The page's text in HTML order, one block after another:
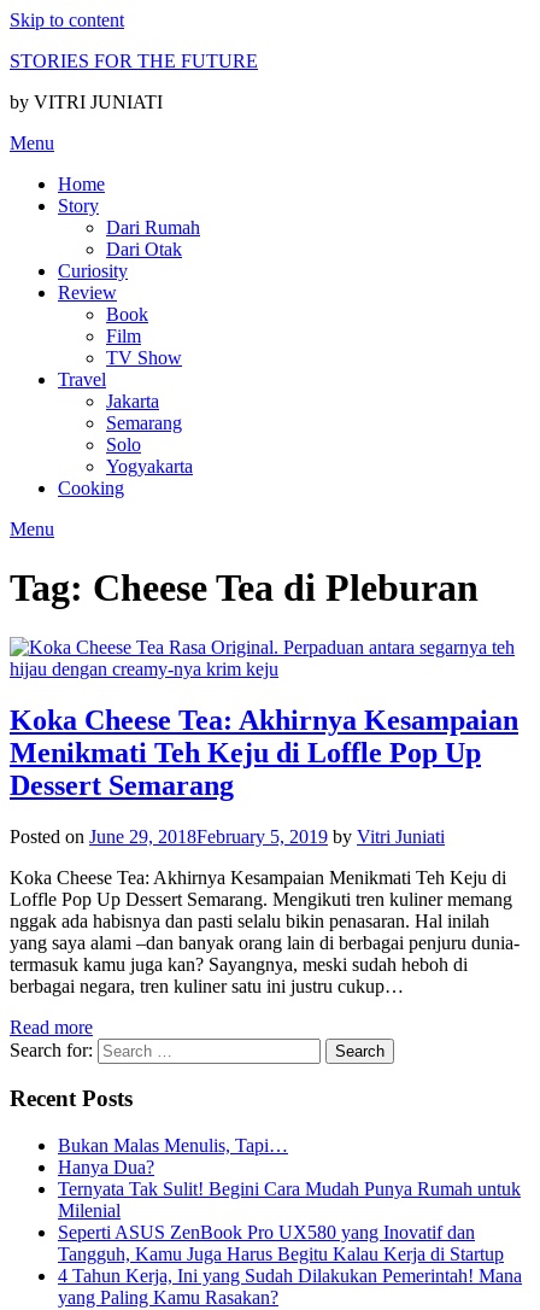
Skip to content
STORIES FOR THE FUTURE
by VITRI JUNIATI
Menu
Home
Story
Dari Rumah
Dari Otak
Curiosity
Review
Book
Film
TV Show
Travel
Jakarta
Semarang
Solo
Yogyakarta
Cooking
Menu
Tag: Cheese Tea di Pleburan
Koka Cheese Tea: Akhirnya Kesampaian
Menikmati Teh Keju di Loffle Pop Up
Dessert Semarang
Posted on June 29, 2018February 5, 2019 by Vitri Juniati
Koka Cheese Tea: Akhirnya Kesampaian Menikmati Teh Keju di
Loffle Pop Up Dessert Semarang. Mengikuti tren kuliner memang
nggak ada habisnya dan pasti selalu bikin penasaran. Hal inilah
yang saya alami –dan banyak orang lain di berbagai penjuru dunia-
termasuk kamu juga kan? Sayangnya, meski sudah heboh di
berbagai negara, tren kuliner satu ini justru cukup…
Read more
Search for:
Recent Posts
Bukan Malas Menulis, Tapi…
Hanya Dua?
Ternyata Tak Sulit! Begini Cara Mudah Punya Rumah untuk
Milenial
Seperti ASUS ZenBook Pro UX580 yang Inovatif dan
Tangguh, Kamu Juga Harus Begitu Kalau Kerja di Startup
4 Tahun Kerja, Ini yang Sudah Dilakukan Pemerintah! Mana
yang Paling Kamu Rasakan?